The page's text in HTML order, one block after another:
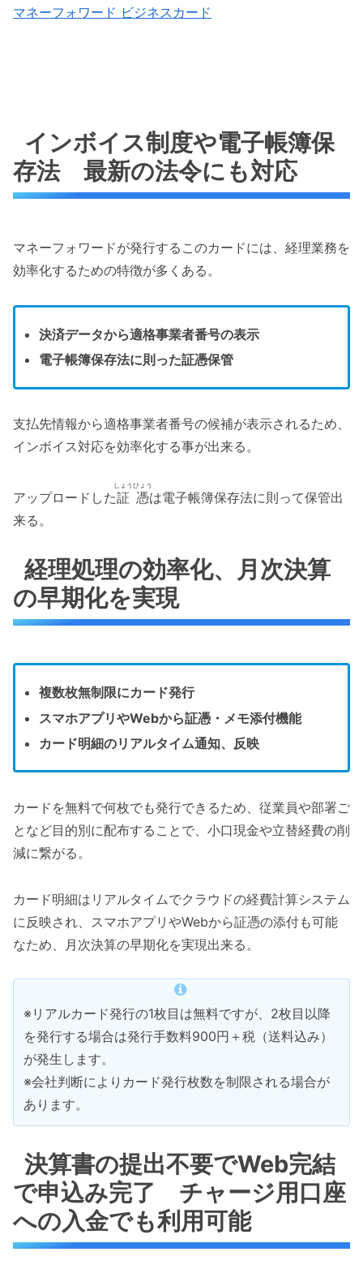
マネーフォワード ビジネスカード
インボイス制度や電子帳簿保
存法 最新の法令にも対応
マネーフォワードが発行するこのカードには、経理業務を
効率化するための特徴が多くある。
決済データから適格事業者番号の表示
電子帳簿保存法に則った証憑保管
支払先情報から適格事業者番号の候補が表示されるため、
インボイス対応を効率化する事が出来る。
アップロードした証憑
しょうひょう
は電子帳簿保存法に則って保管出
来る。
経理処理の効率化、月次決算
の早期化を実現
複数枚無制限にカード発行
スマホアプリやWebから証憑・メモ添付機能
カード明細のリアルタイム通知、反映
カードを無料で何枚でも発行できるため、従業員や部署ご
となど目的別に配布することで、小口現金や立替経費の削
減に繋がる。
カード明細はリアルタイムでクラウドの経費計算システム
に反映され、スマホアプリやWebから証憑の添付も可能
なため、月次決算の早期化を実現出来る。
※リアルカード発行の1枚目は無料ですが、2枚目以降
を発行する場合は発行手数料900円＋税（送料込み）
が発生します。
※会社判断によりカード発行枚数を制限される場合が
あります。
決算書の提出不要でWeb完結
で申込み完了 チャージ用口座
への入金でも利用可能